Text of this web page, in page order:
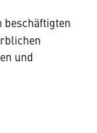
beschäftigten
und